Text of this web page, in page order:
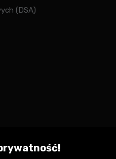
(DSA)